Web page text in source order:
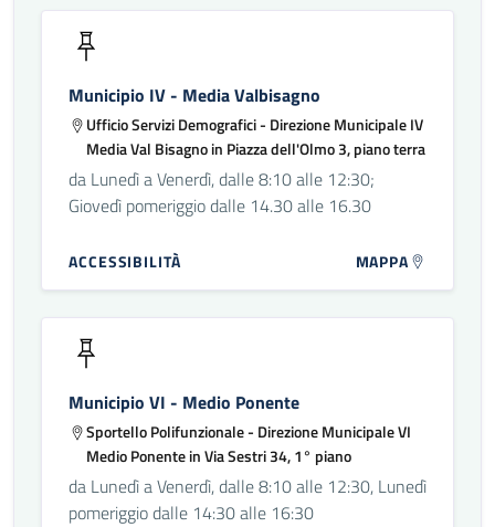
Municipio IV - Media Valbisagno
Ufficio Servizi Demografici - Direzione Municipale IV
Media Val Bisagno in Piazza dell'Olmo 3, piano terra
da Lunedì a Venerdì, dalle 8:10 alle 12:30;
Giovedì pomeriggio dalle 14.30 alle 16.30
ACCESSIBILITÀ MAPPA
Municipio VI - Medio Ponente
Sportello Polifunzionale - Direzione Municipale VI
Medio Ponente in Via Sestri 34, 1° piano
da Lunedì a Venerdì, dalle 8:10 alle 12:30, Lunedì
pomeriggio dalle 14:30 alle 16:30